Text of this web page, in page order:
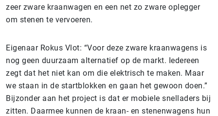
zeer zware kraanwagen en een net zo zware oplegger
om stenen te vervoeren.
Eigenaar Rokus Vlot: “Voor deze zware kraanwagens is
nog geen duurzaam alternatief op de markt. Iedereen
zegt dat het niet kan om die elektrisch te maken. Maar
we staan in de startblokken en gaan het gewoon doen.”
Bijzonder aan het project is dat er mobiele snelladers bij
zitten. Daarmee kunnen de kraan- en stenenwagens hun